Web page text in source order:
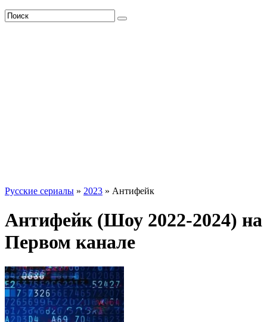
Русские сериалы » 2023 » Антифейк
Антифейк (Шоу 2022-2024) на
Первом канале